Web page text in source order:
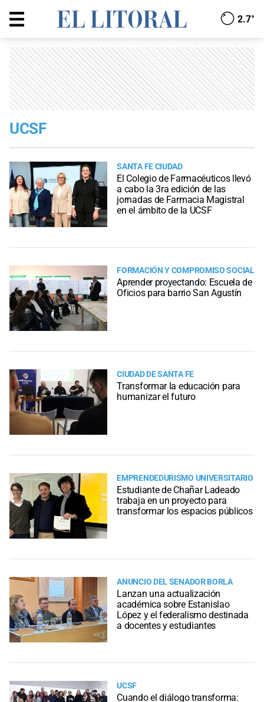
2.7°
UCSF
SANTA FE CIUDAD
El Colegio de Farmacéuticos llevó
a cabo la 3ra edición de las
jornadas de Farmacia Magistral
en el ámbito de la UCSF
FORMACIÓN Y COMPROMISO SOCIAL
Aprender proyectando: Escuela de
Oficios para barrio San Agustín
CIUDAD DE SANTA FE
Transformar la educación para
humanizar el futuro
EMPRENDEDURISMO UNIVERSITARIO
Estudiante de Chañar Ladeado
trabaja en un proyecto para
transformar los espacios públicos
ANUNCIO DEL SENADOR BORLA
Lanzan una actualización
académica sobre Estanislao
López y el federalismo destinada
a docentes y estudiantes
UCSF
Cuando el diálogo transforma: